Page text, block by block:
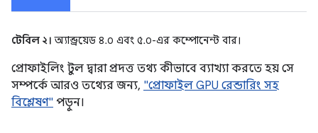
টেবিল ২। অ্যান্ড্রয়েড ৪.০ এবং ৫.০-এর কম্পোনেন্ট বার।
প্রোফাইলিং টুল দ্বারা প্রদত্ত তথ্য কীভাবে ব্যাখ্যা করতে হয় সে
সম্পর্কে আরও তথ্যের জন্য, "প্রোফাইল GPU রেন্ডারিং সহ
বিশ্লেষণ" পড়ুন।